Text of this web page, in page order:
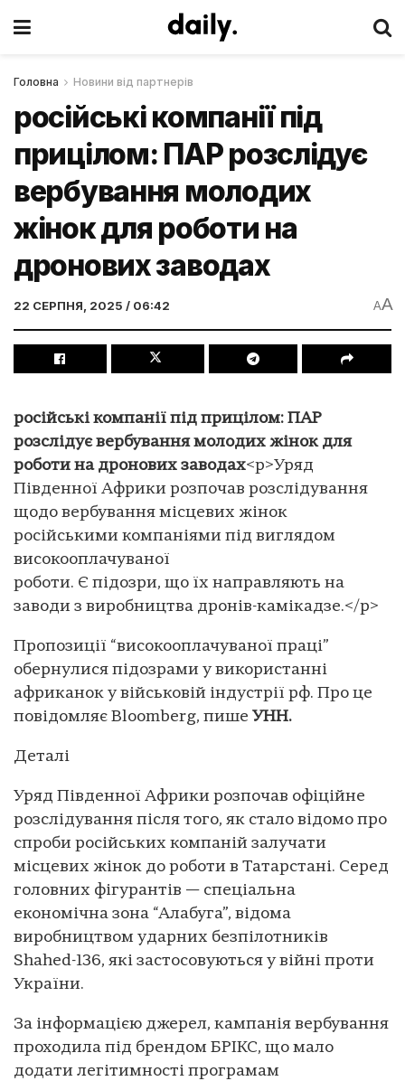
Головна Новини від партнерів
російські компанії під
прицілом: ПАР розслідує
вербування молодих
жінок для роботи на
дронових заводах
22 СЕРПНЯ, 2025 / 06:42 AA
російські компанії під прицілом: ПАР
розслідує вербування молодих жінок для
роботи на дронових заводах<p>Уряд
Південної Африки розпочав розслідування
щодо вербування місцевих жінок
російськими компаніями під виглядом
високооплачуваної
роботи. Є підозри, що їх направляють на
заводи з виробництва дронів-камікадзе.</p>
Пропозиції “високооплачуваної праці”
обернулися підозрами у використанні
африканок у військовій індустрії рф. Про це
повідомляє Вloomberg, пише УНН.
Деталі
Уряд Південної Африки розпочав офіційне
розслідування після того, як стало відомо про
спроби російських компаній залучати
місцевих жінок до роботи в Татарстані. Серед
головних фігурантів — спеціальна
економічна зона “Алабуга”, відома
виробництвом ударних безпілотників
Shahed-136, які застосовуються у війні проти
України.
За інформацією джерел, кампанія вербування
проходила під брендом БРІКС, що мало
додати легітимності програмам